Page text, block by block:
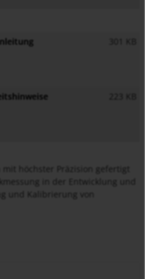
301 KB
223 KB
höchster Präzision gefertigt
in der Entwicklung und
und Kalibrierung von